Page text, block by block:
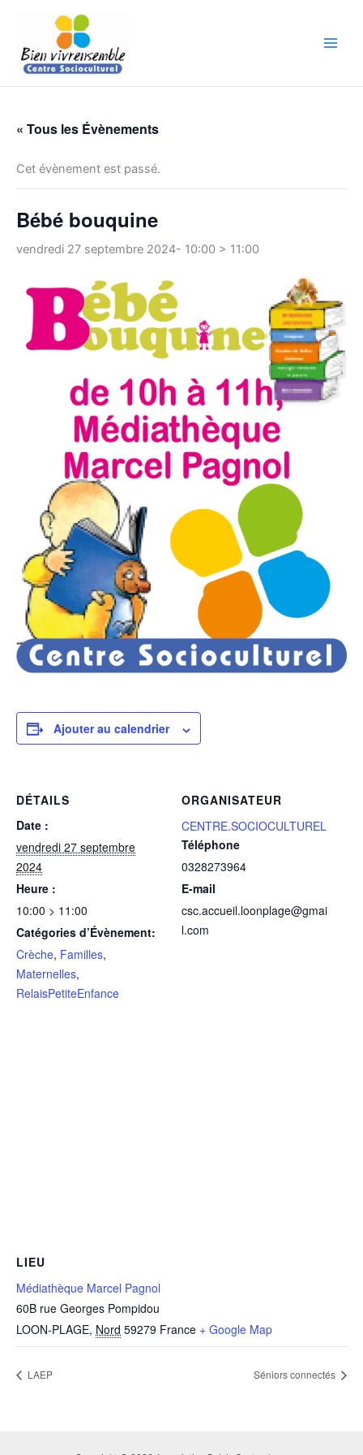
contenu
« Tous les Évènements
Cet évènement est passé.
Bébé bouquine
vendredi 27 septembre 2024- 10:00 > 11:00
Ajouter au calendrier
DÉTAILS
Date :
vendredi 27 septembre
2024
Heure :
10:00 > 11:00
Catégories d’Évènement:
Crèche, Familles,
Maternelles,
RelaisPetiteEnfance
ORGANISATEUR
CENTRE.SOCIOCULTUREL
Téléphone
0328273964
E-mail
csc.accueil.loonplage@gmai
l.com
LIEU
Médiathèque Marcel Pagnol
60B rue Georges Pompidou
LOON-PLAGE, Nord 59279 France + Google Map
LAEP Séniors connectés